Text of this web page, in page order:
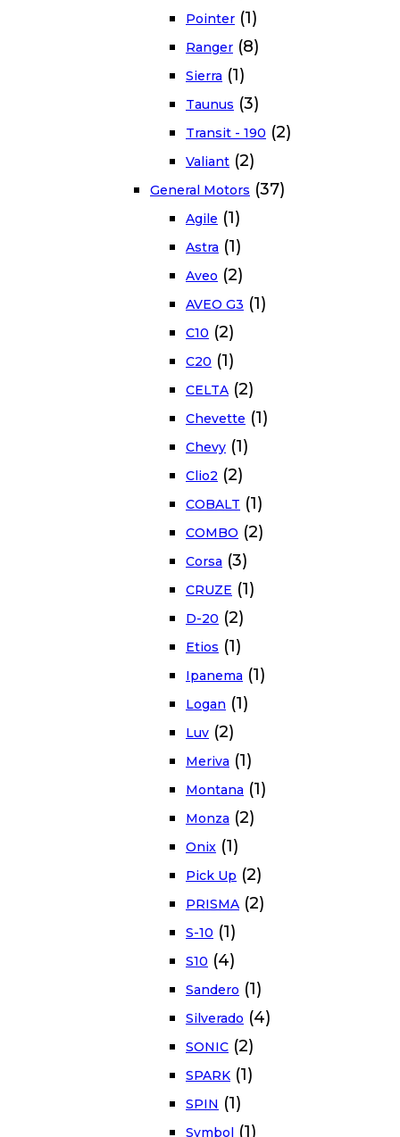
Pointer (1)
Ranger (8)
Sierra (1)
Taunus (3)
Transit - 190 (2)
Valiant (2)
General Motors (37)
Agile (1)
Astra (1)
Aveo (2)
AVEO G3 (1)
C10 (2)
C20 (1)
CELTA (2)
Chevette (1)
Chevy (1)
Clio2 (2)
COBALT (1)
COMBO (2)
Corsa (3)
CRUZE (1)
D-20 (2)
Etios (1)
Ipanema (1)
Logan (1)
Luv (2)
Meriva (1)
Montana (1)
Monza (2)
Onix (1)
Pick Up (2)
PRISMA (2)
S-10 (1)
S10 (4)
Sandero (1)
Silverado (4)
SONIC (2)
SPARK (1)
SPIN (1)
Symbol (1)